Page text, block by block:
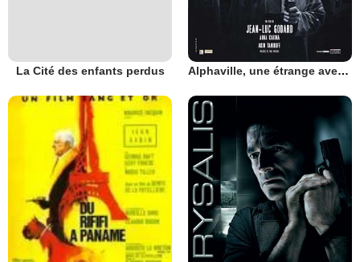
La Cité des enfants perdus Alphaville, une étrange aventure de Lemmy Caution